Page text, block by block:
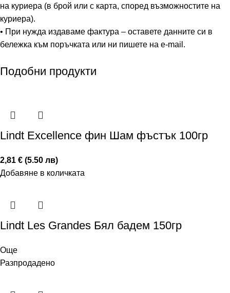
на куриера (в брой или с карта, според възможностите на
куриера).
• При нужда издаваме фактура – оставете данните си в
бележка към поръчката или ни пишете на e-mail.
Подобни продукти
Lindt Excellence фин Шам фъстък 100гр
2,81 € (5.50 лв)
Добавяне в количката
Lindt Les Grandes Бял бадем 150гр
Още
Разпродадено